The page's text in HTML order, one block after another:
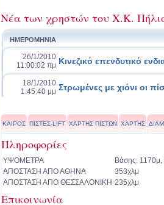
Νέα των χρηστών του Χ.Κ.
ΗΜΕΡΟΜΗΝΙΑ
26/1/2010
11:00:02 πμ Κινεζικό επενδυτικό
18/1/2010
1:45:40 μμ Στρωμένες με χιόνι οι
ΚΑΙΡΟΣ ΠΙΣΤΕΣ-LIFT ΧΑΡΤΗΣ ΠΙΣΤΩΝ ΧΑΡΤΗΣ
Πληροφορίες
ΥΨΟΜΕΤΡΑ
Βάσης:
ΑΠΟΣΤΑΣΗ ΑΠΟ ΑΘΗΝΑ
353χλμ
ΑΠΟΣΤΑΣΗ ΑΠΟ ΘΕΣΣΑΛΟΝΙΚΗ 235χλμ
Επικοινωνία